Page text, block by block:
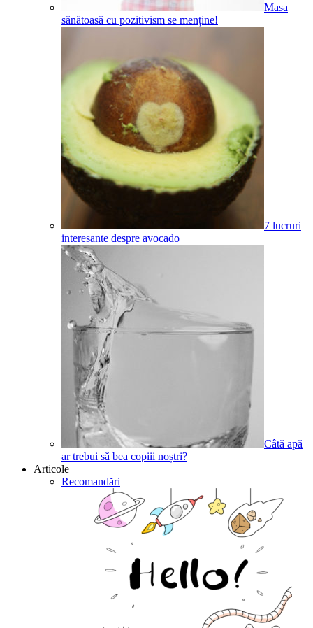
Masa
sănătoasă cu pozitivism se menține!
7 lucruri
interesante despre avocado
Câtă apă
ar trebui să bea copiii noștri?
Articole
Recomandări